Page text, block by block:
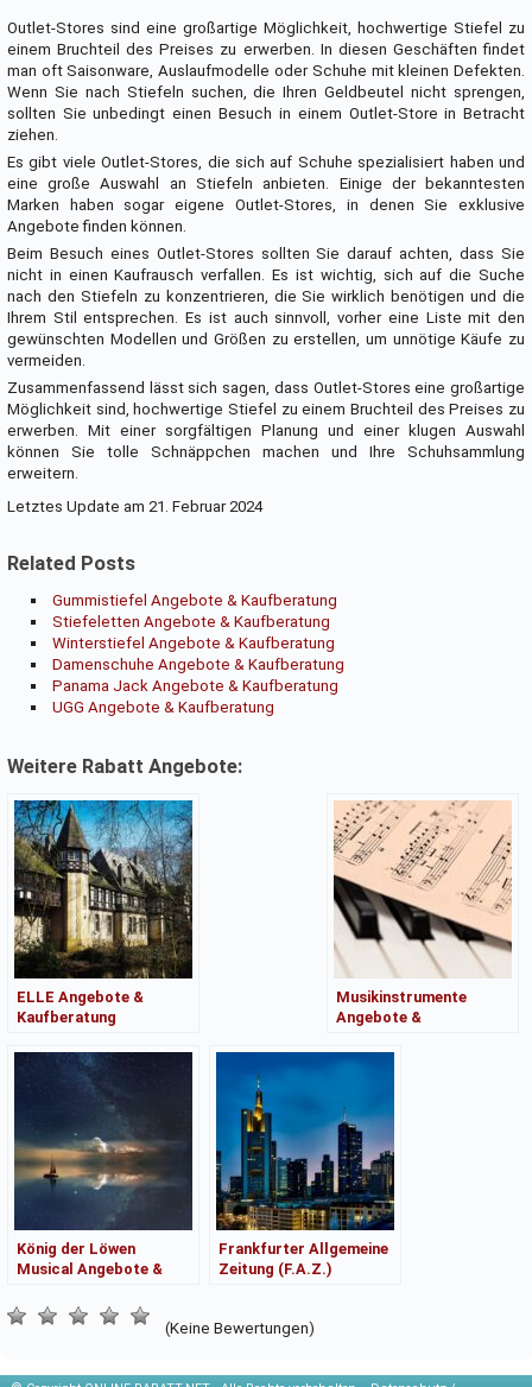
Outlet-Stores sind eine großartige Möglichkeit, hochwertige Stiefel zu
einem Bruchteil des Preises zu erwerben. In diesen Geschäften findet
man oft Saisonware, Auslaufmodelle oder Schuhe mit kleinen Defekten.
Wenn Sie nach Stiefeln suchen, die Ihren Geldbeutel nicht sprengen,
sollten Sie unbedingt einen Besuch in einem Outlet-Store in Betracht
ziehen.
Es gibt viele Outlet-Stores, die sich auf Schuhe spezialisiert haben und
eine große Auswahl an Stiefeln anbieten. Einige der bekanntesten
Marken haben sogar eigene Outlet-Stores, in denen Sie exklusive
Angebote finden können.
Beim Besuch eines Outlet-Stores sollten Sie darauf achten, dass Sie
nicht in einen Kaufrausch verfallen. Es ist wichtig, sich auf die Suche
nach den Stiefeln zu konzentrieren, die Sie wirklich benötigen und die
Ihrem Stil entsprechen. Es ist auch sinnvoll, vorher eine Liste mit den
gewünschten Modellen und Größen zu erstellen, um unnötige Käufe zu
vermeiden.
Zusammenfassend lässt sich sagen, dass Outlet-Stores eine großartige
Möglichkeit sind, hochwertige Stiefel zu einem Bruchteil des Preises zu
erwerben. Mit einer sorgfältigen Planung und einer klugen Auswahl
können Sie tolle Schnäppchen machen und Ihre Schuhsammlung
erweitern.
Letztes Update am 21. Februar 2024
Related Posts
Gummistiefel Angebote & Kaufberatung
Stiefeletten Angebote & Kaufberatung
Winterstiefel Angebote & Kaufberatung
Damenschuhe Angebote & Kaufberatung
Panama Jack Angebote & Kaufberatung
UGG Angebote & Kaufberatung
Weitere Rabatt Angebote:
ELLE Angebote &
Kaufberatung
Musikinstrumente
Angebote &
König der Löwen
Musical Angebote &
Frankfurter Allgemeine
Zeitung (F.A.Z.)
(Keine Bewertungen)